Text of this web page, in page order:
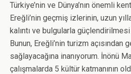
Türkiye’nin ve Dünya’nın önemli
Ereğli’nin geçmiş izlerinin, uzun
kalıntı ve bulgularla
Bunun, Ereğli’nin turizm açısından
sağlayacağına inanıyorum. İnönü
çalışmalarda 5 kültür katmanının